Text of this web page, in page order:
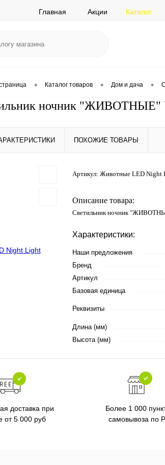
Главная Акции Каталог
• Каталог товаров • Дом и дача •
ночник "ЖИВОТНЫЕ"
ПОХОЖИЕ ТОВАРЫ
Артикул: Животные LED Night
Описание товара:
Светильник ночник
Характеристики:
Наши предложения
Бренд
Артикул
Базовая единица
Реквизиты
Длина (мм)
Высота (мм)
доставка при
от 5 000 руб
Более 1 000
самовывоза по